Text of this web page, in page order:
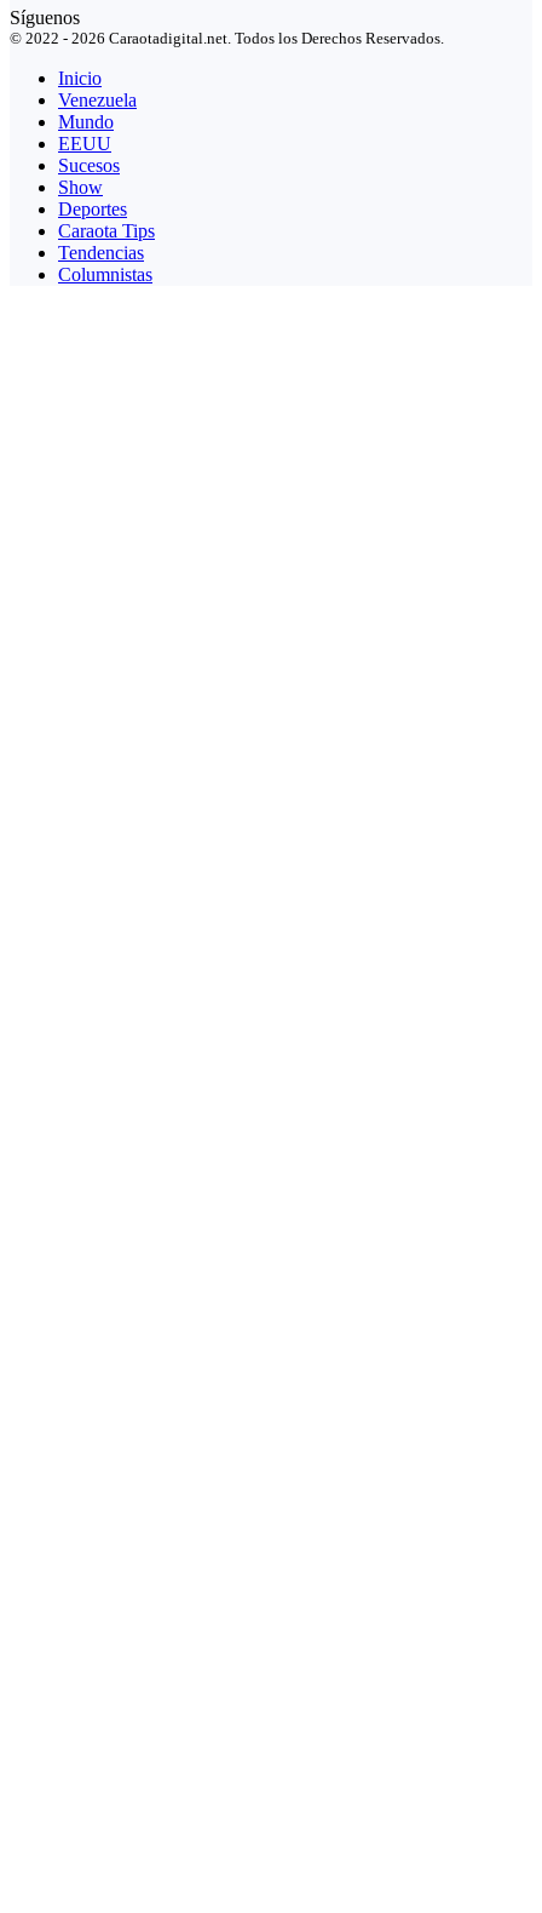
Síguenos
© 2022 - 2026 Caraotadigital.net. Todos los Derechos Reservados.
Inicio
Venezuela
Mundo
EEUU
Sucesos
Show
Deportes
Caraota Tips
Tendencias
Columnistas